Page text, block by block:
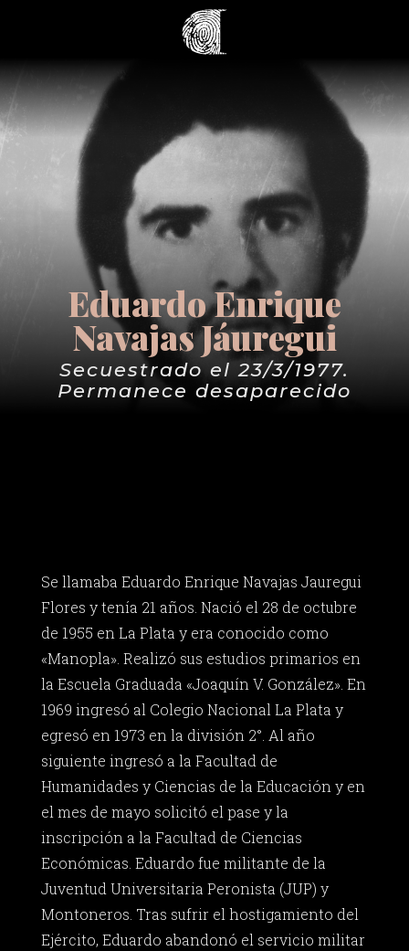
Eduardo Enrique
Navajas Jáuregui
Secuestrado el 23/3/1977.
Permanece desaparecido
Se llamaba Eduardo Enrique Navajas Jauregui
Flores y tenía 21 años. Nació el 28 de octubre
de 1955 en La Plata y era conocido como
«Manopla». Realizó sus estudios primarios en
la Escuela Graduada «Joaquín V. González». En
1969 ingresó al Colegio Nacional La Plata y
egresó en 1973 en la división 2°. Al año
siguiente ingresó a la Facultad de
Humanidades y Ciencias de la Educación y en
el mes de mayo solicitó el pase y la
inscripción a la Facultad de Ciencias
Económicas. Eduardo fue militante de la
Juventud Universitaria Peronista (JUP) y
Montoneros. Tras sufrir el hostigamiento del
Ejército, Eduardo abandonó el servicio militar